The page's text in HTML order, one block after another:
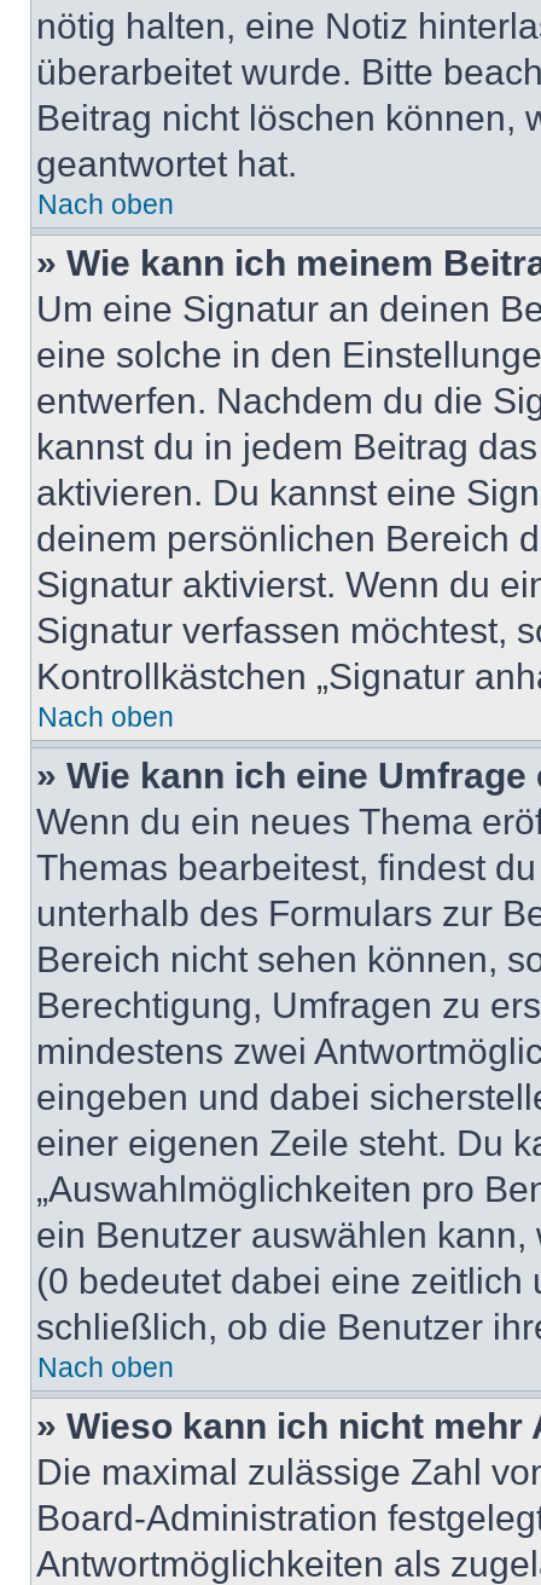
nötig halten, eine Notiz
überarbeitet wurde. Bitte
Beitrag nicht löschen können,
geantwortet hat.
Nach oben
» Wie kann ich meinem
Um eine Signatur an deinen
eine solche in den
entwerfen. Nachdem du die
kannst du in jedem Beitrag
aktivieren. Du kannst eine
deinem persönlichen Bereich
Signatur aktivierst. Wenn du
Signatur verfassen möchtest,
Kontrollkästchen „Signatur
Nach oben
» Wie kann ich eine
Wenn du ein neues Thema
Themas bearbeitest, findest
unterhalb des Formulars zur
Bereich nicht sehen können,
Berechtigung, Umfragen zu
mindestens zwei
eingeben und dabei
einer eigenen Zeile steht. Du
„Auswahlmöglichkeiten pro
ein Benutzer auswählen
(0 bedeutet dabei eine
schließlich, ob die Benutzer
Nach oben
» Wieso kann ich nicht
Die maximal zulässige Zahl
Board-Administration
Antwortmöglichkeiten als